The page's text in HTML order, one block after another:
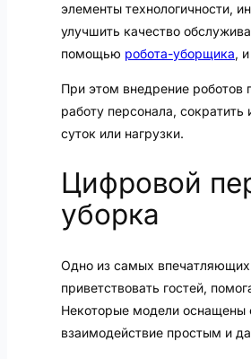
элементы технологичности,
улучшить качество
помощью робота-уборщика,
При этом внедрение роботов
работу персонала,
суток или нагрузки.
Цифровой
уборка
Одно из самых
приветствовать гостей,
Некоторые модели оснащены
взаимодействие простым и